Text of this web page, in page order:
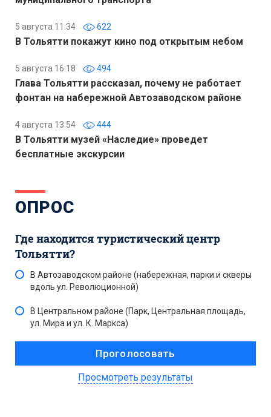
5 августа 11:34 622
В Тольятти покажут кино под открытым небом
5 августа 16:18 494
Глава Тольятти рассказал, почему не работает
фонтан на набережной Автозаводском районе
4 августа 13:54 444
В Тольятти музей «Наследие» проведет
бесплатные экскурсии
ОПРОС
Где находится туристический центр
Тольятти?
В Автозаводском районе (набережная, парки и скверы
вдоль ул. Революционной)
В Центральном районе (Парк, Центральная площадь,
ул. Мира и ул. К. Маркса)
Просмотреть результаты